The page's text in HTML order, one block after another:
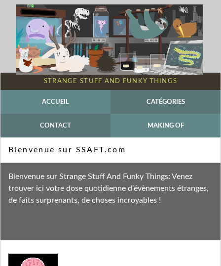
STRANGE STUFF AND FUNKY THINGS
ACCUEIL CATÉGORIES
CONTACT MAKING OF
Fil des commentaires
Bienvenue sur SSAFT.com
Bienvenue sur Strange Stuff And Funky Things: Venez
trouver ici votre dose quotidienne d'évènements étranges,
de faits surprenants, de choses incroyables !